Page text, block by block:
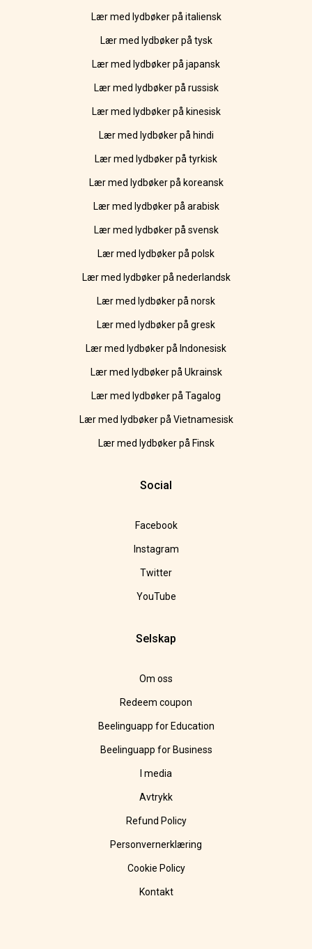
Lær med lydbøker på italiensk
Lær med lydbøker på tysk
Lær med lydbøker på japansk
Lær med lydbøker på russisk
Lær med lydbøker på kinesisk
Lær med lydbøker på hindi
Lær med lydbøker på tyrkisk
Lær med lydbøker på koreansk
Lær med lydbøker på arabisk
Lær med lydbøker på svensk
Lær med lydbøker på polsk
Lær med lydbøker på nederlandsk
Lær med lydbøker på norsk
Lær med lydbøker på gresk
Lær med lydbøker på Indonesisk
Lær med lydbøker på Ukrainsk
Lær med lydbøker på Tagalog
Lær med lydbøker på Vietnamesisk
Lær med lydbøker på Finsk
Social
Facebook
Instagram
Twitter
YouTube
Selskap
Om oss
Redeem coupon
Beelinguapp for Education
Beelinguapp for Business
I media
Avtrykk
Refund Policy
Personvernerklæring
Cookie Policy
Kontakt